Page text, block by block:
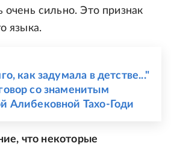
очень сильно. Это признак
языка.
как задумала в детстве..."
со знаменитым
Алибековной Тахо-Годи
что некоторые